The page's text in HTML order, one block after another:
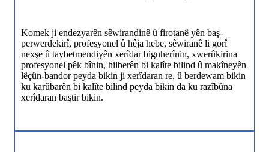
Komek ji endezyarên sêwirandinê û firotanê yên baş-
perwerdekirî, profesyonel û hêja hebe, sêwiranê li gorî
nexşe û taybetmendiyên xerîdar biguherînin, xwerûkirina
profesyonel pêk bînin, hilberên bi kalîte bilind û makîneyên
lêçûn-bandor peyda bikin ji xerîdaran re, û berdewam bikin
ku karûbarên bi kalîte bilind peyda bikin da ku razîbûna
xerîdaran baştir bikin.